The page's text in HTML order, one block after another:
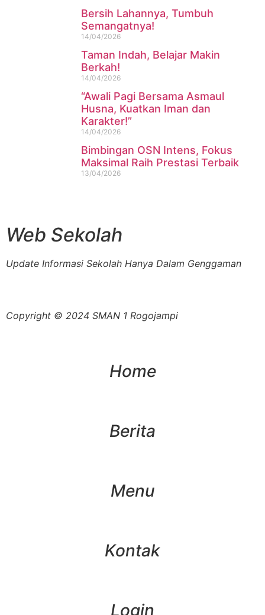
Bersih Lahannya, Tumbuh
Semangatnya!
14/04/2026
Taman Indah, Belajar Makin
Berkah!
14/04/2026
“Awali Pagi Bersama Asmaul
Husna, Kuatkan Iman dan
Karakter!”
14/04/2026
Bimbingan OSN Intens, Fokus
Maksimal Raih Prestasi Terbaik
13/04/2026
Web Sekolah
Update Informasi Sekolah Hanya Dalam Genggaman
Copyright © 2024 SMAN 1 Rogojampi
Home
Berita
Menu
Kontak
Login